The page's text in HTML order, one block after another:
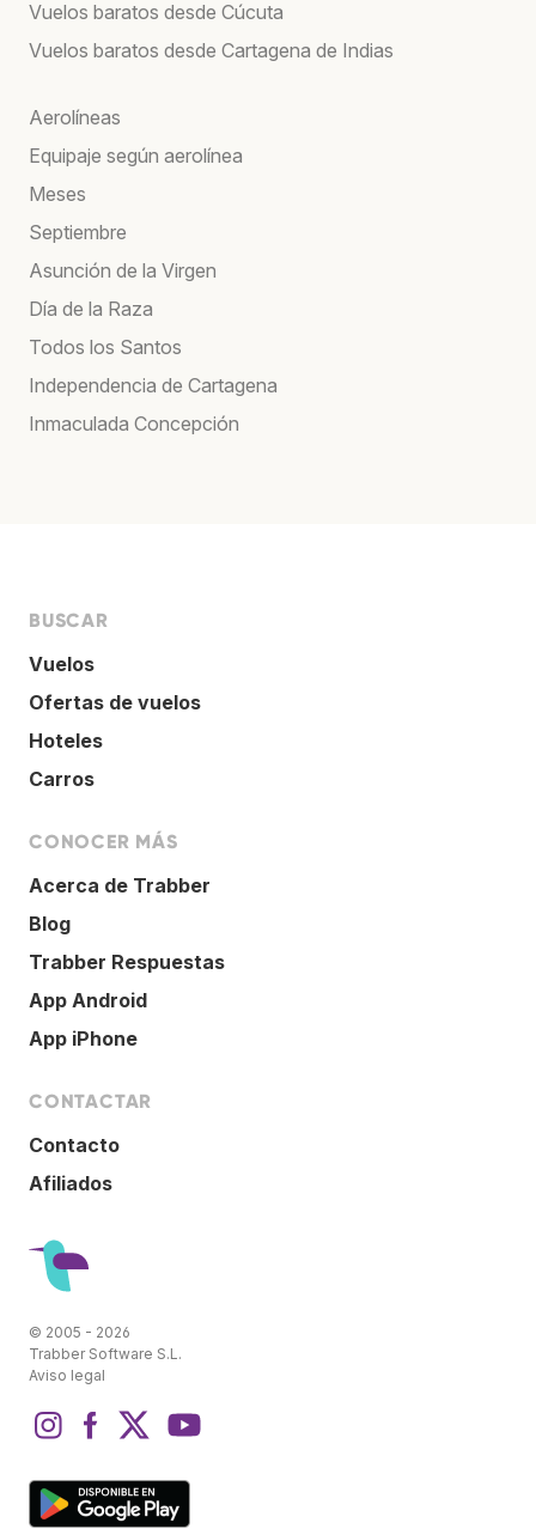
Vuelos baratos desde Cúcuta
Vuelos baratos desde Cartagena de Indias
Aerolíneas
Equipaje según aerolínea
Meses
Septiembre
Asunción de la Virgen
Día de la Raza
Todos los Santos
Independencia de Cartagena
Inmaculada Concepción
BUSCAR
Vuelos
Ofertas de vuelos
Hoteles
Carros
CONOCER MÁS
Acerca de Trabber
Blog
Trabber Respuestas
App Android
App iPhone
CONTACTAR
Contacto
Afiliados
© 2005 - 2026
Trabber Software S.L.
Aviso legal